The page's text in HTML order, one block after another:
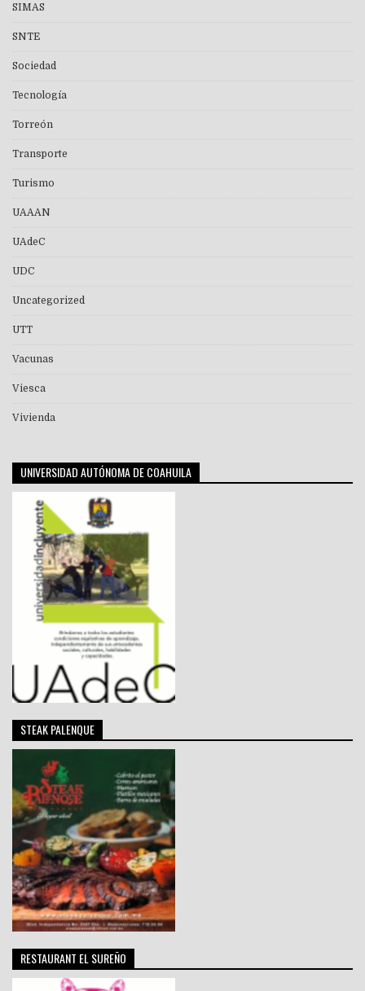
SIMAS
SNTE
Sociedad
Tecnología
Torreón
Transporte
Turismo
UAAAN
UAdeC
UDC
Uncategorized
UTT
Vacunas
Viesca
Vivienda
UNIVERSIDAD AUTÓNOMA DE COAHUILA
STEAK PALENQUE
RESTAURANT EL SUREÑO